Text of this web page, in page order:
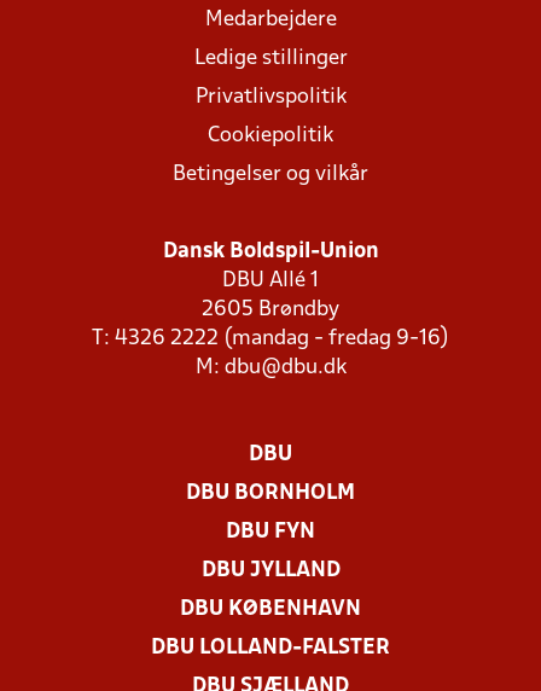
Medarbejdere
Ledige stillinger
Privatlivspolitik
Cookiepolitik
Betingelser og vilkår
Dansk Boldspil-Union
DBU Allé 1
2605 Brøndby
T: 4326 2222 (mandag - fredag 9-16)
M: dbu@dbu.dk
DBU
DBU BORNHOLM
DBU FYN
DBU JYLLAND
DBU KØBENHAVN
DBU LOLLAND-FALSTER